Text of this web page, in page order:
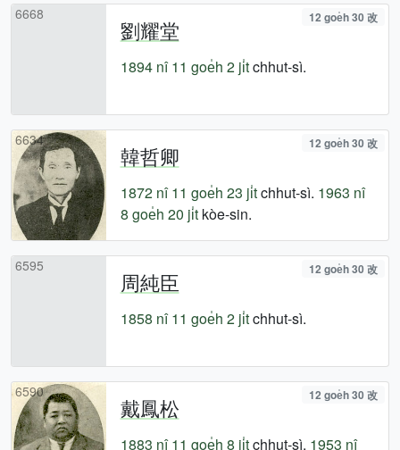
6668
劉耀堂 12 goe̍h 30 改
1894 nî 11 goe̍h 2 ji̍tchhut-sì.
6634
韓哲卿 12 goe̍h 30 改
1872 nî 11 goe̍h 23 ji̍tchhut-sì. 1963 nî
8 goe̍h 20 ji̍tkòe-sin.
6595
周純臣 12 goe̍h 30 改
1858 nî 11 goe̍h 2 ji̍tchhut-sì.
6590
戴鳳松 12 goe̍h 30 改
1883 nî 11 goe̍h 8 ji̍tchhut-sì. 1953 nî